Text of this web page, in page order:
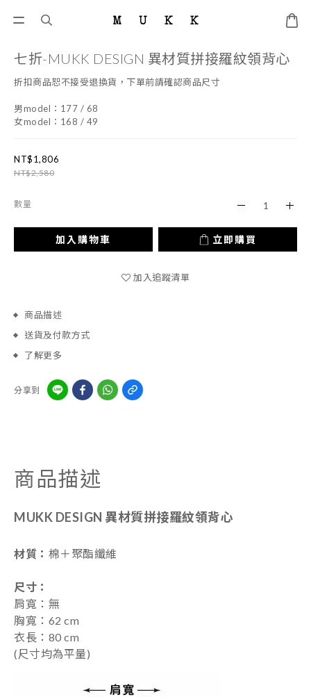
七折-MUKK DESIGN 異材質拼接羅紋領背心
折扣商品恕不接受退換貨，下單前請確認商品尺寸
男model：177 / 68
女model：168 / 49
NT$1,806
NT$2,580
數量
加入購物車 立即購買
加入追蹤清單
商品描述
送貨及付款方式
了解更多
分享到
商品描述
MUKK DESIGN 異材質拼接羅紋領背心
材質： 棉＋聚酯纖維
尺寸 ：
肩寬：無
胸寬：62 cm
衣長：80 cm
(尺寸均為平量)